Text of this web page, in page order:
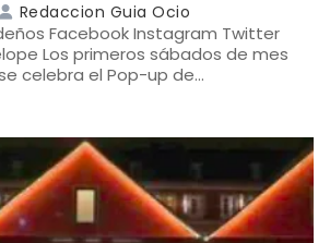
Redaccion Guia Ocio
Facebook Instagram Twitter
Los primeros sábados de mes
celebra el Pop-up de…